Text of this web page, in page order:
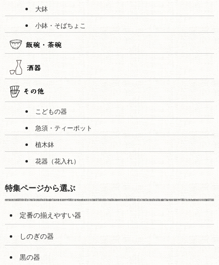
大鉢
小鉢・そばちょこ
こどもの器
急須・ティーポット
植木鉢
花器（花入れ）
特集ページから選ぶ
定番の揃えやすい器
しのぎの器
黒の器